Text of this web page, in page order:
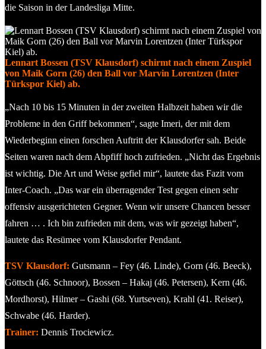
die Saison in der Landesliga Mitte.
Lennart Bossen (TSV Klausdorf) schirmt nach einem Zuspiel
von Maik Gorn (26) den Ball vor Marvin Lorentzen (Inter
Türkspor Kiel) ab.
„Nach 10 bis 15 Minuten in der zweiten Halbzeit haben wir die
Probleme in den Griff bekommen“, sagte Imeri, der mit dem
Wiederbeginn einen forschen Auftritt der Klausdorfer sah. Beide
Seiten waren nach dem Abpfiff hoch zufrieden. „Nicht das Ergebnis
ist wichtig. Die Art und Weise gefiel mir“, lautete das Fazit vom
Inter-Coach. „Das war ein überragender Test gegen einen sehr
offensiv ausgerichteten Gegner. Wenn wir unsere Chancen besser
fahren … . Ich bin zufrieden mit dem, was wir gezeigt haben“,
lautete das Resümee vom Klausdorfer Pendant.
TSV Klausdorf: Gutsmann – Fey (46. Linde), Gorn (46. Beeck),
Göttsch (46. Schnoor), Bossen – Hakaj (46. Petersen), Kern (46.
Mordhorst), Hilmer – Gashi (68. Yurtseven), Krahl (41. Reiser),
Schwabe (46. Harder).
Trainer: Dennis Trociewicz.